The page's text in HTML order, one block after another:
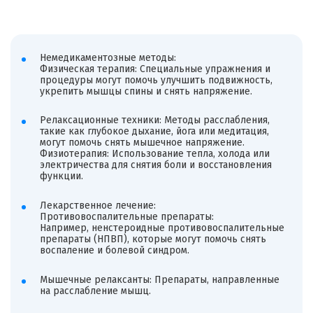
Немедикаментозные методы:
Физическая терапия: Специальные упражнения и
процедуры могут помочь улучшить подвижность,
укрепить мышцы спины и снять напряжение.
Релаксационные техники: Методы расслабления,
такие как глубокое дыхание, йога или медитация,
могут помочь снять мышечное напряжение.
Физиотерапия: Использование тепла, холода или
электричества для снятия боли и восстановления
функции.
Лекарственное лечение:
Противовоспалительные препараты:
Например, ненстероидные противовоспалительные
препараты (НПВП), которые могут помочь снять
воспаление и болевой синдром.
Мышечные релаксанты: Препараты, направленные
на расслабление мышц.